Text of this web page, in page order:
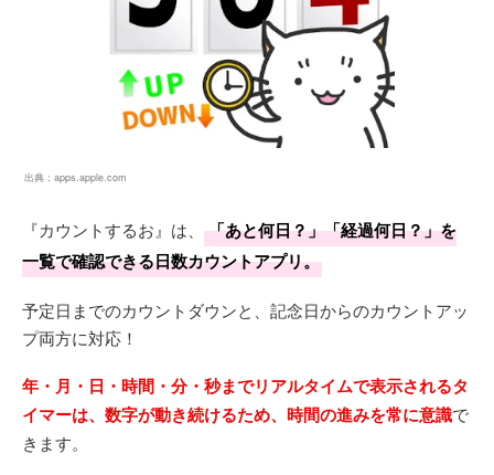
出典： apps.apple.com
『カウントするお』は、
「あと何日？」「経過何日？」を
一覧で確認できる日数カウントアプリ。
予定日までのカウントダウンと、記念日からのカウントアッ
プ両方に対応！
年・月・日・時間・分・秒までリアルタイムで表示されるタ
イマーは、数字が動き続けるため、時間の進みを常に意識で
きます。